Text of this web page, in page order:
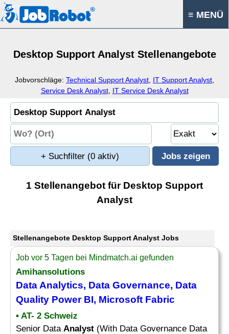
≡ MENÜ
Desktop Support Analyst Stellenangebote
Jobvorschläge: Technical Support Analyst IT Support Analyst
Service Desk Analyst, IT Service Desk Analyst
+ Suchfilter (0 aktiv)
1 Stellenangebot für Desktop Support
Analyst
Stellenangebote Desktop Support Analyst Jobs
Job vor 5 Tagen bei Mindmatch.ai gefunden
Amihansolutions
Data Analytics, Data Governance, Data
Quality Power BI, Microsoft Fabric
• AT- 2 Schweiz
Senior Data Analyst (With Data Governance Data